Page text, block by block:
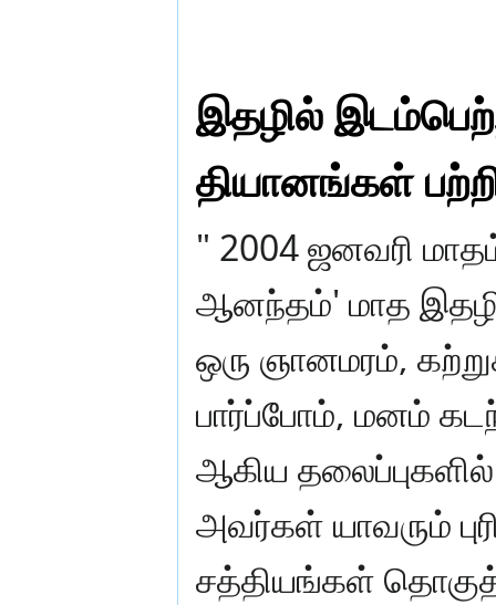
இதழில்
தியானங்கள்
" 2004 ஜனவரி
ஆனந்தம்' மாத
ஒரு ஞானமரம்,
பார்ப்போம், மனம்
ஆகிய
அவர்கள் யாவரும்
சத்தியங்கள்